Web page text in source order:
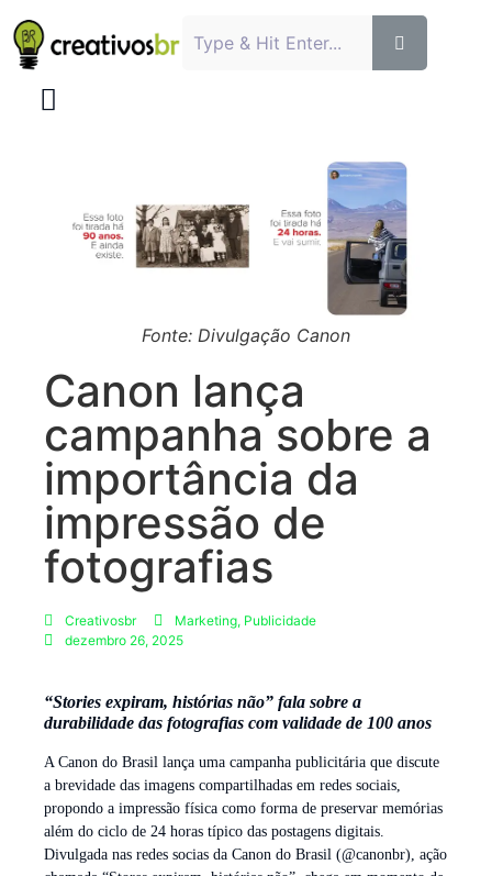
Fonte: Divulgação Canon
Canon lança
campanha sobre a
importância da
impressão de
fotografias
Creativosbr Marketing, Publicidade
dezembro 26, 2025
“Stories expiram, histórias não” fala sobre a
durabilidade das fotografias com validade de 100 anos
A Canon do Brasil lança uma campanha publicitária que discute
a brevidade das imagens compartilhadas em redes sociais,
propondo a impressão física como forma de preservar memórias
além do ciclo de 24 horas típico das postagens digitais.
Divulgada nas redes socias da Canon do Brasil (@canonbr), ação